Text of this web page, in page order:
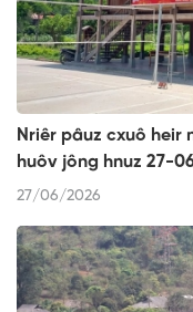
Nriêr pâuz cxuô heir
huôv jông hnuz 27-
27/06/2026